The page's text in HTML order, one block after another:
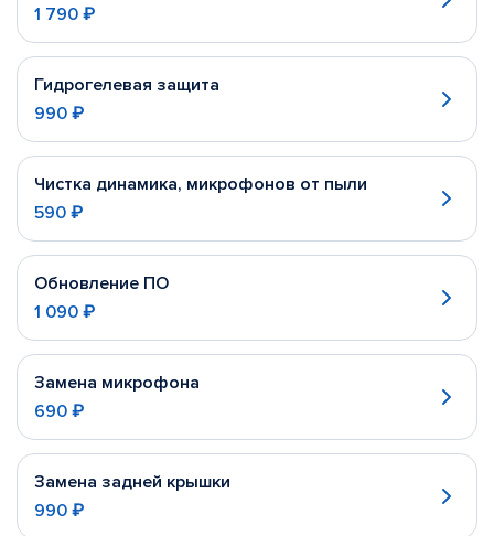
1 790 ₽
Гидрогелевая защита
990 ₽
Чистка динамика, микрофонов от пыли
590 ₽
Обновление ПО
1 090 ₽
Замена микрофона
690 ₽
Замена задней крышки
990 ₽